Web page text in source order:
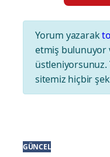
Yorum yazarak
etmiş bulunuyor
üstleniyorsunuz.
sitemiz hiçbir
GÜNCEL